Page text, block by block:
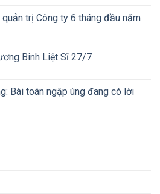
quản trị Công ty 6 tháng đầu năm
Binh Liệt Sĩ 27/7
Bài toán ngập úng đang có lời